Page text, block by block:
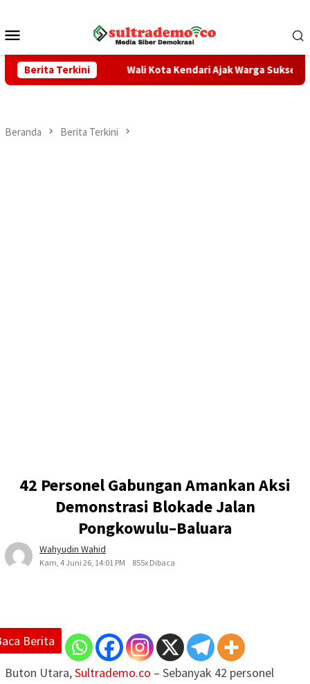
konten
Mobile
Berita Terkini
TPPO Wali Kota Kendari Ajak Warga Sukseskan
Beranda Berita Terkini
42 Personel Gabungan Amankan Aksi
Demonstrasi Blokade Jalan
Pongkowulu–Baluara
Wahyudin Wahid
Kam, 4 Juni 26, 14:01 PM 855x Dibaca
Berita
Buton Utara,Sultrademo.co – Sebanyak 42 personel